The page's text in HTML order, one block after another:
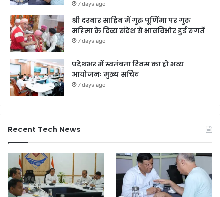
7 days ago
श्री दरबार साहिब में गुरु पूर्णिमा पर गुरु
महिमा के दिव्य संदेश से भावविभोर हुई संगतें
7 days ago
प्रदेशभर में स्वतंत्रता दिवस का हो भव्य
आयोजनः मुख्य सचिव
7 days ago
Recent Tech News